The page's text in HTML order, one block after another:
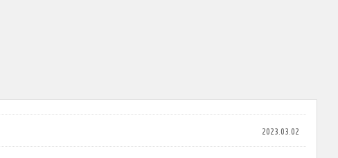
2023.03.02